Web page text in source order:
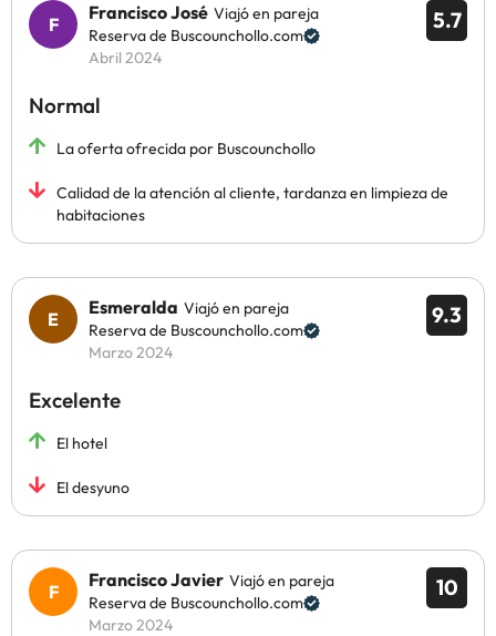
5.7
Francisco José Viajó en pareja
Reserva de Buscounchollo.com
Abril 2024
Normal
La oferta ofrecida por Buscounchollo
Calidad de la atención al cliente, tardanza en limpieza de
habitaciones
9.3
Esmeralda Viajó en pareja
Reserva de Buscounchollo.com
Marzo 2024
Excelente
El hotel
El desyuno
10
Francisco Javier Viajó en pareja
Reserva de Buscounchollo.com
Marzo 2024